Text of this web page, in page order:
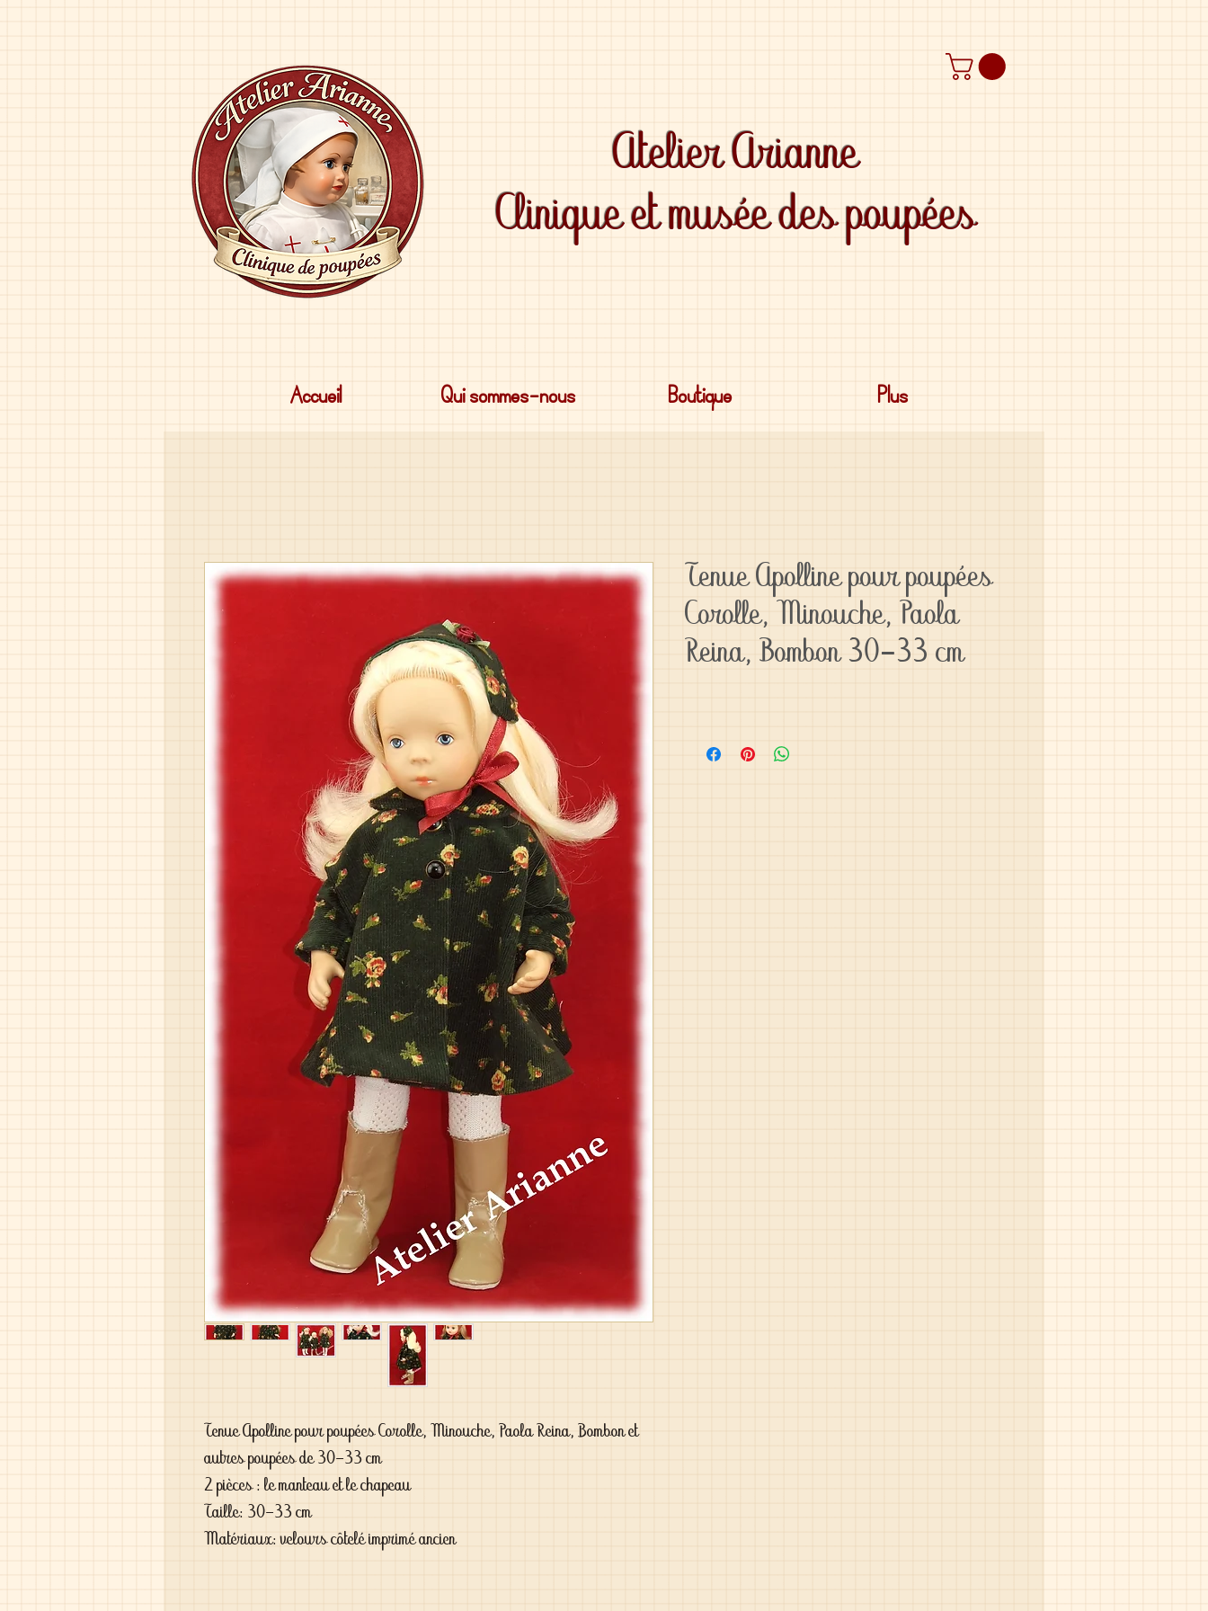
Atelier Arianne
Clinique et musée des poupées
Accueil Qui sommes-nous Boutique Plus
Tenue Apolline pour poupées Corolle, Minouche, Paola Reina, Bombon et
autres poupées de 30-33 cm
2 pièces : le manteau et le chapeau
Taille: 30-33 cm
Matériaux: velours côtelé imprimé ancien
Tenue Apolline pour poupées
Corolle, Minouche, Paola
Reina, Bombon 30-33 cm